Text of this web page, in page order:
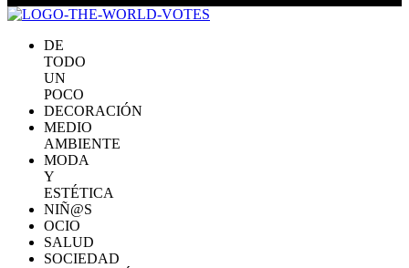
DE
TODO
UN
POCO
DECORACIÓN
MEDIO
AMBIENTE
MODA
Y
ESTÉTICA
NIÑ@S
OCIO
SALUD
SOCIEDAD